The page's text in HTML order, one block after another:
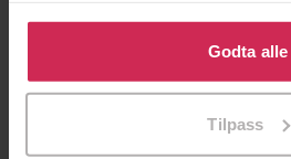
Klikk på «Godta alle» for å gi oss
bruke cookies for alle disse
tilpasse ditt samtykke til
Godta alle
Tilpass